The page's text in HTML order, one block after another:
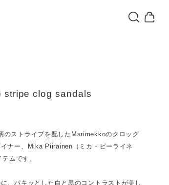
stripe clog sandals
のストライプを配したMarimekkoのクロッグ
ナー、Mika Piirainen（ミカ・ピーライネ
ムです。
、パキッとした白と黒のコントラストが美し